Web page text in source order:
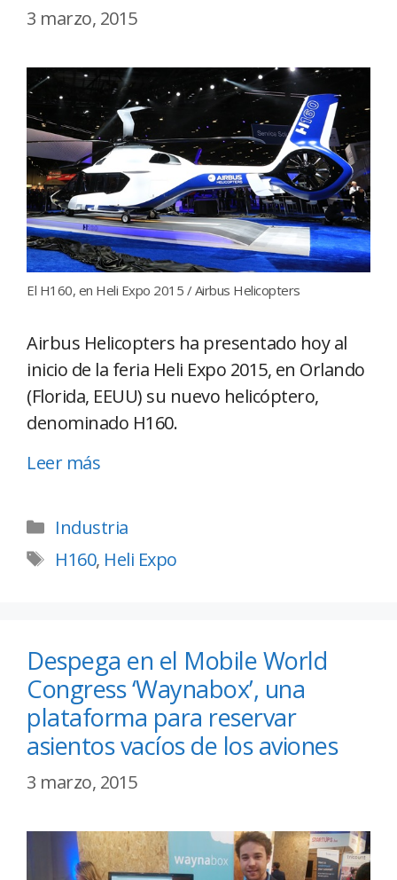
3 marzo, 2015
El H160, en Heli Expo 2015 / Airbus Helicopters
Airbus Helicopters ha presentado hoy al
inicio de la feria Heli Expo 2015, en Orlando
(Florida, EEUU) su nuevo helicóptero,
denominado H160.
Leer más
Industria
H160, Heli Expo
Despega en el Mobile World
Congress ‘Waynabox’, una
plataforma para reservar
asientos vacíos de los aviones
3 marzo, 2015